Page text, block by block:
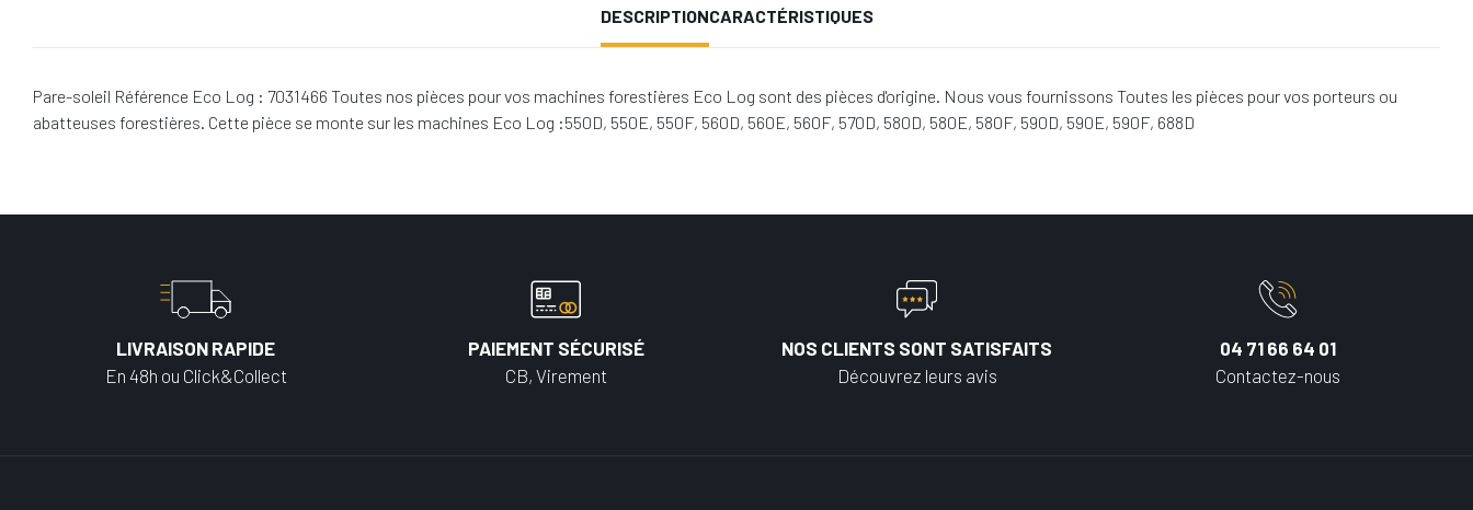
DESCRIPTIONCARACTÉRISTIQUES
Pare-soleil Référence Eco Log : 7031466 Toutes nos pièces pour vos machines forestières Eco Log sont des pièces d'origine. Nous vous fournissons Toutes les pièces pour vos porteurs ou
abatteuses forestières. Cette pièce se monte sur les machines Eco Log :550D, 550E, 550F, 560D, 560E, 560F, 570D, 580D, 580E, 580F, 590D, 590E, 590F, 688D
LIVRAISON RAPIDE
En 48h ou Click&Collect
PAIEMENT SÉCURISÉ
CB, Virement
NOS CLIENTS SONT SATISFAITS
Découvrez leurs avis
04 71 66 64 01
Contactez-nous